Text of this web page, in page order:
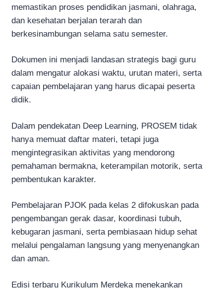
memastikan proses pendidikan jasmani, olahraga,
dan kesehatan berjalan terarah dan
berkesinambungan selama satu semester.
Dokumen ini menjadi landasan strategis bagi guru
dalam mengatur alokasi waktu, urutan materi, serta
capaian pembelajaran yang harus dicapai peserta
didik.
Dalam pendekatan Deep Learning, PROSEM tidak
hanya memuat daftar materi, tetapi juga
mengintegrasikan aktivitas yang mendorong
pemahaman bermakna, keterampilan motorik, serta
pembentukan karakter.
Pembelajaran PJOK pada kelas 2 difokuskan pada
pengembangan gerak dasar, koordinasi tubuh,
kebugaran jasmani, serta pembiasaan hidup sehat
melalui pengalaman langsung yang menyenangkan
dan aman.
Edisi terbaru Kurikulum Merdeka menekankan